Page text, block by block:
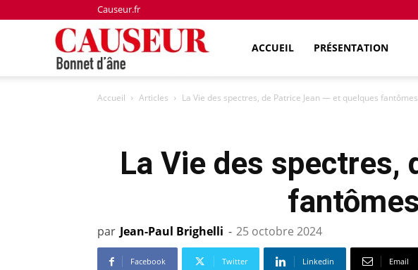
Causeur.fr
d'âne
ACCUEIL PRÉSENTATION
Accueil Articles La Vie des spectres, de Patrice Jean — et quelques
La Vie des
par Jean-Paul Brighelli - 25 octobre 2024
Facebook Twitter Linkedin Email